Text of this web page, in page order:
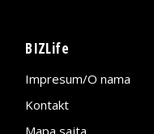
BIZLife
Impresum/O nama
Kontakt
Mapa sajta